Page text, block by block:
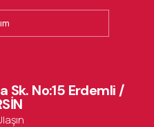
Sk. No:15 Erdemli /